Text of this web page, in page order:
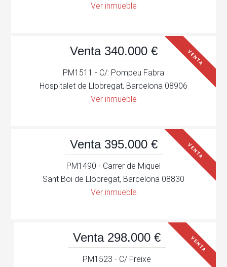
Ver inmueble
Venta 340.000 € VENTA
PM1511 - C/: Pompeu Fabra
Hospitalet de Llobregat, Barcelona 08906
Ver inmueble
Venta 395.000 € VENTA
PM1490 - Carrer de Miquel
Sant Boi de Llobregat, Barcelona 08830
Ver inmueble
Venta 298.000 € VENTA
PM1523 - C/ Freixe